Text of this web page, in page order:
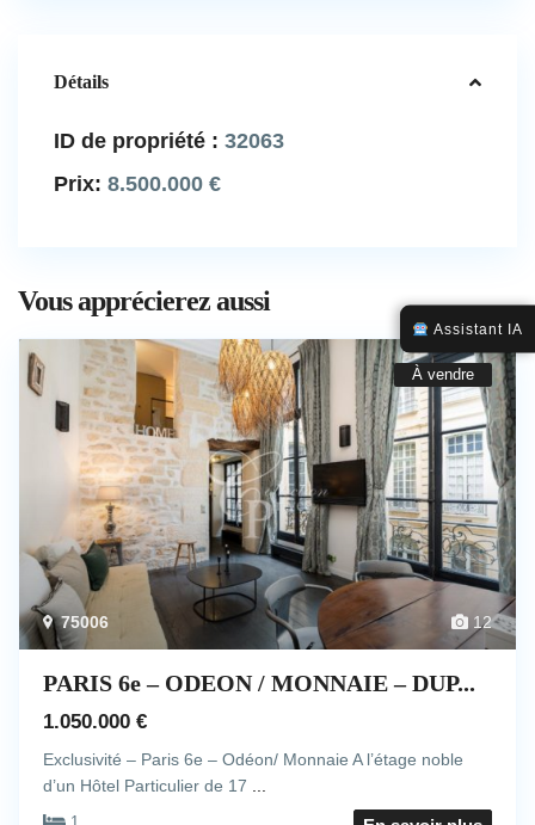
Détails
ID de propriété : 32063
Prix: 8.500.000 €
Vous apprécierez aussi
12
75006
À vendre
PARIS 6e – ODEON / MONNAIE – DUP...
1.050.000 €
Exclusivité – Paris 6e – Odéon/ Monnaie A l’étage noble
d’un Hôtel Particulier de 17
Assistant IA